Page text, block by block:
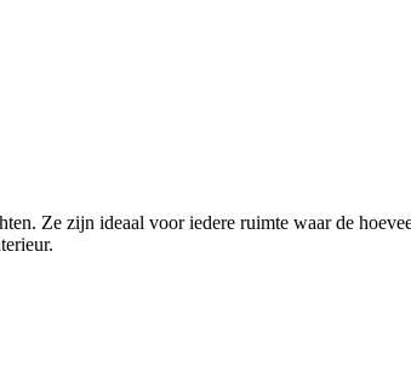
Ze zijn ideaal voor iedere ruimte waar de